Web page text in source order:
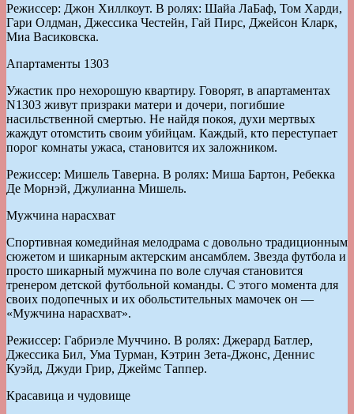
Режиссер: Джон Хиллкоут. В ролях: Шайа ЛаБаф, Том Харди,
Гари Олдман, Джессика Честейн, Гай Пирс, Джейсон Кларк,
Миа Васиковска.
Апартаменты 1303
Ужастик про нехорошую квартиру. Говорят, в апартаментах
N1303 живут призраки матери и дочери, погибшие
насильственной смертью. Не найдя покоя, духи мертвых
жаждут отомстить своим убийцам. Каждый, кто переступает
порог комнаты ужаса, становится их заложником.
Режиссер: Мишель Таверна. В ролях: Миша Бартон, Ребекка
Де Морнэй, Джулианна Мишель.
Мужчина нарасхват
Спортивная комедийная мелодрама с довольно традиционным
сюжетом и шикарным актерским ансамблем. Звезда футбола и
просто шикарный мужчина по воле случая становится
тренером детской футбольной команды. С этого момента для
своих подопечных и их обольстительных мамочек он —
«Мужчина нарасхват».
Режиссер: Габриэле Муччино. В ролях: Джерард Батлер,
Джессика Бил, Ума Турман, Кэтрин Зета-Джонс, Деннис
Куэйд, Джуди Грир, Джеймс Таппер.
Красавица и чудовище